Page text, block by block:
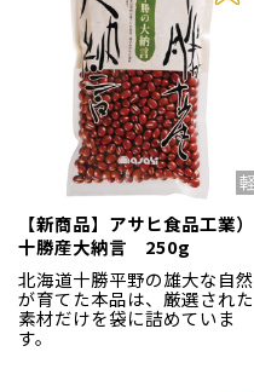
【新商品】アサヒ食品工業）
十勝産大納言 250g
北海道十勝平野の雄大な自然
が育てた本品は、厳選された
素材だけを袋に詰めていま
す。